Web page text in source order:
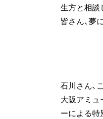
生方と相談
皆さん、夢
石川さん、
大阪アミュ
ーによる特